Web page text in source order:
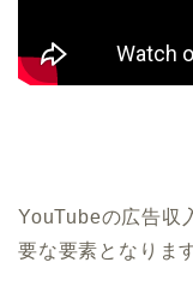
YouTubeの広告収
要な要素となりま